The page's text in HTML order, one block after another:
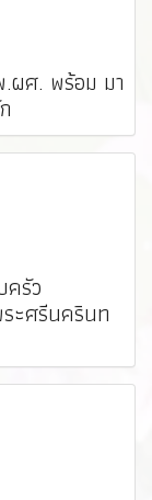
ผศ. พร้อม มา
รัว
ะศรีนครินท